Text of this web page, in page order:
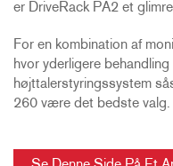
er DriveRack PA2 et
For en kombination af
hvor yderligere
højttalerstyringssystem
260 være det bedste valg.